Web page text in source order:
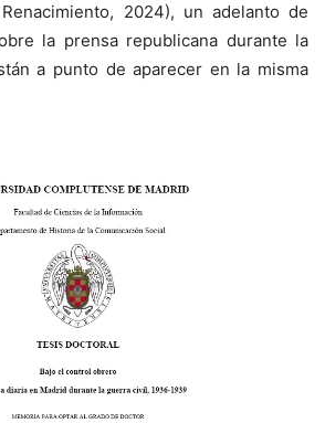
2024), un adelanto de
la prensa republicana durante la
a punto de aparecer en la misma